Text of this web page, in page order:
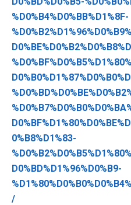
%D0%B4%D0%BB%D1%8F-
0%B8%D1%83-
D0%BD%D1%96%D0%B9-
/